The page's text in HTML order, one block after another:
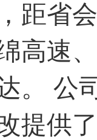
距省
高速
。 公
提供